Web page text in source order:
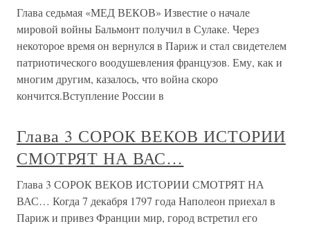
Глава седьмая «МЕД ВЕКОВ» Известие о начале
мировой войны Бальмонт получил в Сулаке. Через
некоторое время он вернулся в Париж и стал свидетелем
патриотического воодушевления французов. Ему, как и
многим другим, казалось, что война скоро
кончится.Вступление России в
Глава 3 СОРОК ВЕКОВ ИСТОРИИ
СМОТРЯТ НА ВАС…
Глава 3 СОРОК ВЕКОВ ИСТОРИИ СМОТРЯТ НА
ВАС… Когда 7 декабря 1797 года Наполеон приехал в
Париж и привез Франции мир, город встретил его